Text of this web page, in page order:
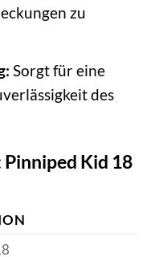
zu
Sorgt für eine
des
Kid 18